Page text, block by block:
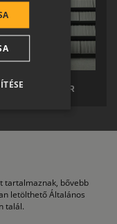
SOLAR
tartalmaznak, bővebb
letölthető Általános
talál.
CROATIAN
SR
RO-HU